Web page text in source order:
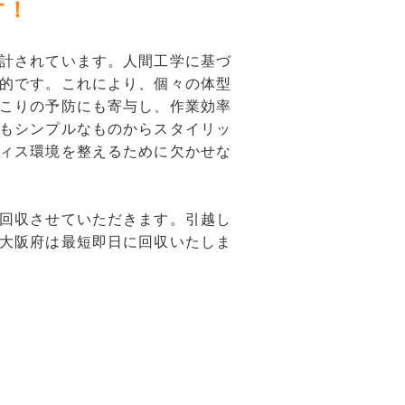
されています。人間工学に基づ
です。これにより、個々の体型
りの予防にも寄与し、作業効率
シンプルなものからスタイリッ
ス環境を整えるために欠かせな
収させていただきます。引越し
阪府は最短即日に回収いたしま